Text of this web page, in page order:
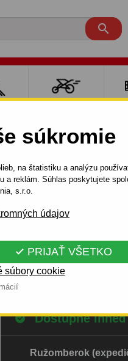
súkromie
na štatistiku a analýzu
reklám. Súhlas poskytujete
s.r.o.
údajov
 PRIJAŤ VŠETKO
súbory cookie

CIVIC, modelová rada: 3
Celý popis produktu
Dostupné ihneď
Ružomberok